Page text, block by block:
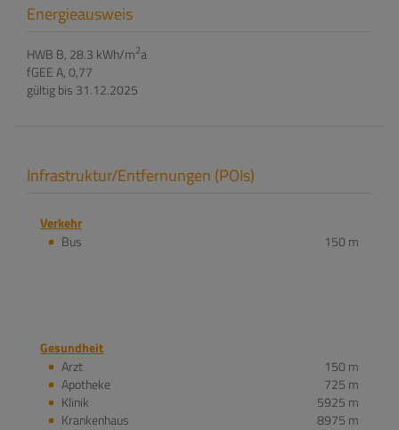
Energieausweis
HWB B, 28.3 kWh/m2a
fGEEA, 0,77
gültig bis 31.12.2025
Infrastruktur/Entfernungen (POIs)
Verkehr
Bus
150 m
Gesundheit
Arzt
150 m
Apotheke
725 m
Klinik
5925 m
Krankenhaus
8975 m